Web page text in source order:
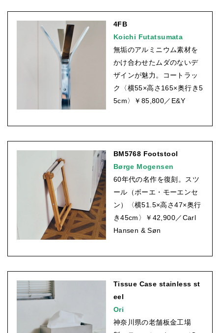
4FB
Koichi Futatsumata
無垢のアルミニウム素材を
かけ合わせたムダのないデ
ザインが魅力。コートラッ
ク〈横55×高さ165×奥行き5
5cm〉￥85,800／E&Y
BM5768 Footstool
Børge Mogensen
60年代の名作を復刻。スツ
ール（ボーエ・モーエンセ
ン）〈横51.5×高さ47×奥行
き45cm〉￥42,900／Carl
Hansen & Søn
Tissue Case stainless st
eel
Ori
神奈川県の老舗板金工場